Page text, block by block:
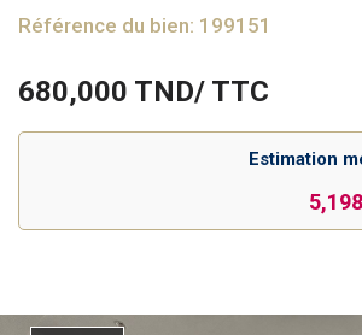
Référence du bien: 199151
680,000 TND/ TTC
Estimation